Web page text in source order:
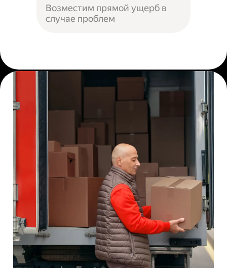
Возместим прямой ущерб в
случае проблем